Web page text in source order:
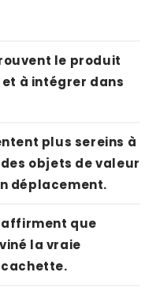
le produit
à intégrer dans
plus sereins à
objets de valeur
déplacement.
que
la vraie